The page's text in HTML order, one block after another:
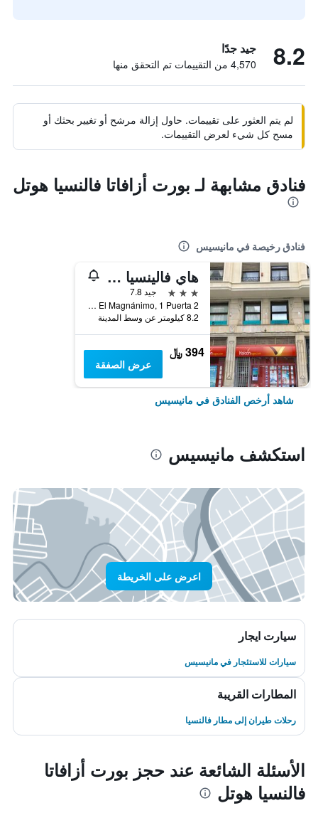
8.2 جيد جدًا
4,570 من التقييمات تم التحقق منها
لم يتم العثور على تقييمات. حاول إزالة مرشح أو تغيير بحثك أو
مسح كل شيء لعرض التقييمات.
فنادق مشابهة لـ بورت أزافاتا فالنسيا هوتل
فنادق رخيصة في مانيسيس
هاي فالينسيا بوتيك
3 نجوم
جيد 7.8
Plaza Alfonso El Magnánimo, 1 Puerta 2, مانيسيس, منطقة بلنسية, أسبانيا
8.2 كيلومتر عن وسط المدينة
394 ﷼
عرض الصفقة
شاهد أرخص الفنادق في مانيسيس
استكشف مانيسيس
اعرض على الخريطة
سيارت ايجار
سيارات للاستئجار في مانيسيس
المطارات القريبة
رحلات طيران إلى مطار فالنسيا
الأسئلة الشائعة عند حجز بورت أزافاتا
فالنسيا هوتل